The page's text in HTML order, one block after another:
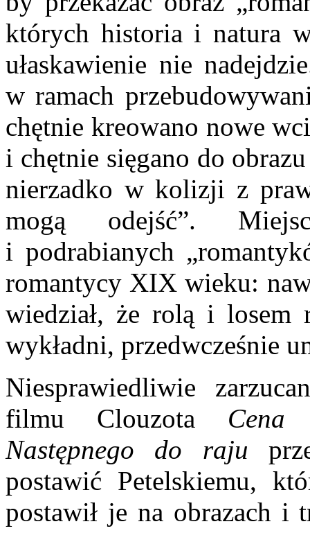
których historia i natura
ułaskawienie nie
w ramach
chętnie kreowano nowe
i chętnie sięgano do
nierzadko w kolizji z
mogą odejść”.
i podrabianych
romantycy XIX wieku:
wiedział, że rolą i losem
wykładni, przedwcześnie
Niesprawiedliwie
filmu Clouzota Cena
Następnego do raju
postawić Petelskiemu,
postawił je na obrazach i